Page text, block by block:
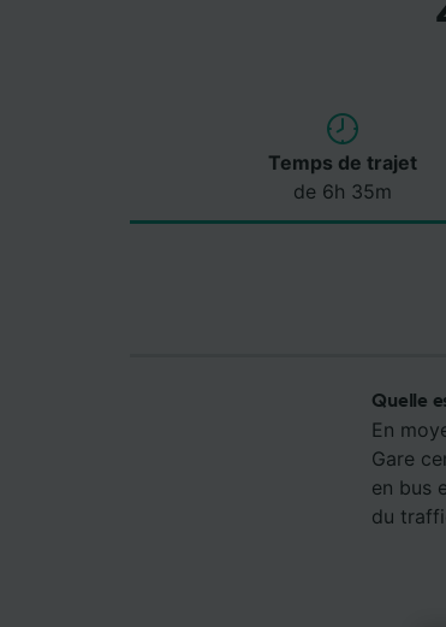
Temps de trajet
de 6h 35m
Quelle
En
Gare
en bus
du